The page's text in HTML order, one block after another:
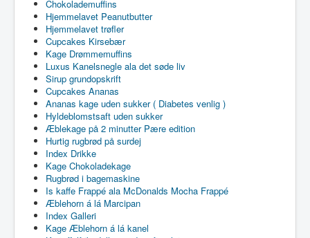
Chokolademuffins
Hjemmelavet Peanutbutter
Hjemmelavet trøfler
Cupcakes Kirsebær
Kage Drømmemuffins
Luxus Kanelsnegle ala det søde liv
Sirup grundopskrift
Cupcakes Ananas
Ananas kage uden sukker ( Diabetes venlig )
Hyldeblomstsaft uden sukker
Æblekage på 2 minutter Pære edition
Hurtig rugbrød på surdej
Index Drikke
Kage Chokoladekage
Rugbrød i bagemaskine
Is kaffe Frappé ala McDonalds Mocha Frappé
Æblehorn á lá Marcipan
Index Galleri
Kage Æblehorn á lá kanel